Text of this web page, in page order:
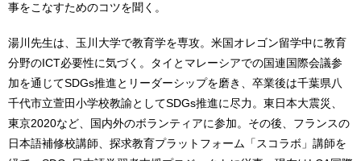
事をこなすためのコツを聞く。
湯川先生は、玉川大学で教育学を専攻。米国オレゴン留学中に教育
分野のICT必要性に気づく。タイとマレーシアでの国連国際会議参
加を通じてSDGs推進とリーダーシップを磨き、卒業後は千葉県八
千代市立萱田小学校教諭としてSDGs推進に尽力。東日本大震災、
東京2020など、国内外のボランティアに参加。その後、フランスの
日本語補修校講師、探求教育プラットフォーム「スコラボ」講師を